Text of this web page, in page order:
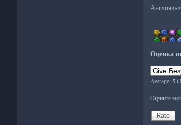
Оценка
Average: 5 (1
Оцените